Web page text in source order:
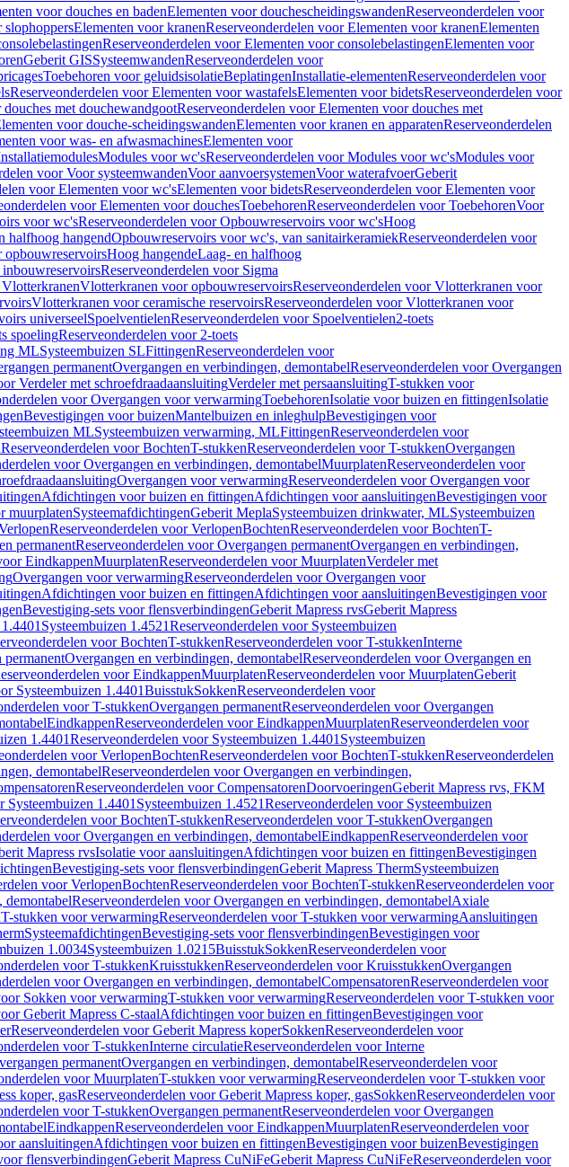
voor douches en badenElementen voor douchescheidingswandenReserveonderdelen voor
slophoppersElementen voor kranenReserveonderdelen voor Elementen voor kranenElementen
Reserveonderdelen voor Elementen voor consolebelastingenElementen voor
Geberit GISSysteemwandenReserveonderdelen voor
Toebehoren voor geluidsisolatieBeplatingenInstallatie-elementenReserveonderdelen voor
Reserveonderdelen voor Elementen voor wastafelsElementen voor bidetsReserveonderdelen voor
met douchewandgootReserveonderdelen voor Elementen voor douches met
voor douche-scheidingswandenElementen voor kranen en apparatenReserveonderdelen
voor was- en afwasmachinesElementen voor
Modules voor wc'sReserveonderdelen voor Modules voor wc'sModules voor
voor Voor systeemwandenVoor aanvoersystemenVoor waterafvoerGeberit
voor Elementen voor wc'sElementen voor bidetsReserveonderdelen voor Elementen voor
voor Elementen voor douchesToebehorenReserveonderdelen voor ToebehorenVoor
voor wc'sReserveonderdelen voor Opbouwreservoirs voor wc'sHoog
halfhoog hangendOpbouwreservoirs voor wc's, van sanitairkeramiekReserveonderdelen voor
opbouwreservoirsHoog hangendeLaag- en halfhoog
inbouwreservoirsReserveonderdelen voor Sigma
Vlotterkranen voor opbouwreservoirsReserveonderdelen voor Vlotterkranen voor
Vlotterkranen voor ceramische reservoirsReserveonderdelen voor Vlotterkranen voor
universeelSpoelventielenReserveonderdelen voor Spoelventielen2-toets
spoelingReserveonderdelen voor 2-toets
MLSysteembuizen SLFittingenReserveonderdelen voor
permanentOvergangen en verbindingen, demontabelReserveonderdelen voor Overgangen
Verdeler met schroefdraadaansluitingVerdeler met persaansluitingT-stukken voor
voor Overgangen voor verwarmingToebehorenIsolatie voor buizen en fittingenIsolatie
Bevestigingen voor buizenMantelbuizen en inleghulpBevestigingen voor
MLSysteembuizen verwarming, MLFittingenReserveonderdelen voor
Reserveonderdelen voor BochtenT-stukkenReserveonderdelen voor T-stukkenOvergangen
voor Overgangen en verbindingen, demontabelMuurplatenReserveonderdelen voor
Overgangen voor verwarmingReserveonderdelen voor Overgangen voor
Afdichtingen voor buizen en fittingenAfdichtingen voor aansluitingenBevestigingen voor
muurplatenSysteemafdichtingenGeberit MeplaSysteembuizen drinkwater, MLSysteembuizen
Reserveonderdelen voor VerlopenBochtenReserveonderdelen voor BochtenT-
permanentReserveonderdelen voor Overgangen permanentOvergangen en verbindingen,
EindkappenMuurplatenReserveonderdelen voor MuurplatenVerdeler met
Overgangen voor verwarmingReserveonderdelen voor Overgangen voor
Afdichtingen voor buizen en fittingenAfdichtingen voor aansluitingenBevestigingen voor
Bevestiging-sets voor flensverbindingenGeberit Mapress rvsGeberit Mapress
Systeembuizen 1.4521Reserveonderdelen voor Systeembuizen
voor BochtenT-stukkenReserveonderdelen voor T-stukkenInterne
permanentOvergangen en verbindingen, demontabelReserveonderdelen voor Overgangen en
voor EindkappenMuurplatenReserveonderdelen voor MuurplatenGeberit
Systeembuizen 1.4401BuisstukSokkenReserveonderdelen voor
voor T-stukkenOvergangen permanentReserveonderdelen voor Overgangen
EindkappenReserveonderdelen voor EindkappenMuurplatenReserveonderdelen voor
1.4401Reserveonderdelen voor Systeembuizen 1.4401 Systeembuizen
voor VerlopenBochtenReserveonderdelen voor BochtenT-stukkenReserveonderdelen
demontabelReserveonderdelen voor Overgangen en verbindingen,
Reserveonderdelen voor CompensatorenDoorvoeringenGeberit Mapress rvs, FKM
Systeembuizen 1.4401 Systeembuizen 1.4521Reserveonderdelen voor Systeembuizen
voor BochtenT-stukkenReserveonderdelen voor T-stukkenOvergangen
voor Overgangen en verbindingen, demontabelEindkappenReserveonderdelen voor
Mapress rvsIsolatie voor aansluitingenAfdichtingen voor buizen en fittingenBevestigingen
Bevestiging-sets voor flensverbindingenGeberit Mapress ThermSysteembuizen
voor VerlopenBochtenReserveonderdelen voor BochtenT-stukkenReserveonderdelen voor
demontabelReserveonderdelen voor Overgangen en verbindingen, demontabelAxiale
T-stukken voor verwarmingReserveonderdelen voor T-stukken voor verwarmingAansluitingen
SysteemafdichtingenBevestiging-sets voor flensverbindingenBevestigingen voor
1.0034Systeembuizen 1.0215BuisstukSokkenReserveonderdelen voor
voor T-stukkenKruisstukkenReserveonderdelen voor KruisstukkenOvergangen
voor Overgangen en verbindingen, demontabelCompensatorenReserveonderdelen voor
Sokken voor verwarmingT-stukken voor verwarmingReserveonderdelen voor T-stukken voor
Geberit Mapress C-staalAfdichtingen voor buizen en fittingenBevestigingen voor
Reserveonderdelen voor Geberit Mapress koperSokkenReserveonderdelen voor
voor T-stukkenInterne circulatieReserveonderdelen voor Interne
permanentOvergangen en verbindingen, demontabelReserveonderdelen voor
voor MuurplatenT-stukken voor verwarmingReserveonderdelen voor T-stukken voor
koper, gasReserveonderdelen voor Geberit Mapress koper, gasSokkenReserveonderdelen voor
voor T-stukkenOvergangen permanentReserveonderdelen voor Overgangen
EindkappenReserveonderdelen voor EindkappenMuurplatenReserveonderdelen voor
aansluitingenAfdichtingen voor buizen en fittingenBevestigingen voor buizenBevestigingen
flensverbindingenGeberit Mapress CuNiFeGeberit Mapress CuNiFeReserveonderdelen voor